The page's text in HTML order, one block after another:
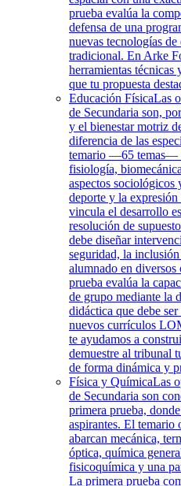
prueba evalúa la
defensa de una
nuevas tecnologías
tradicional. En Arke
herramientas técnicas
que tu propuesta
Educación FísicaLas
de Secundaria son,
y el bienestar motriz
diferencia de las
temario —65 temas—
fisiología,
aspectos sociológicos
deporte y la
vincula el desarrollo
resolución de
debe diseñar
seguridad, la
alumnado en diversos
prueba evalúa la
de grupo mediante la
didáctica que debe
nuevos currículos
te ayudamos a
demuestre al tribunal
de forma dinámica y
Física y QuímicaLas
de Secundaria son
primera prueba,
aspirantes. El temario
abarcan mecánica,
óptica, química
fisicoquímica y una
La primera prueba